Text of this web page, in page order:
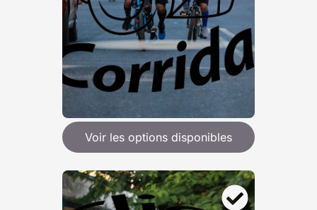
Voir les options disponibles